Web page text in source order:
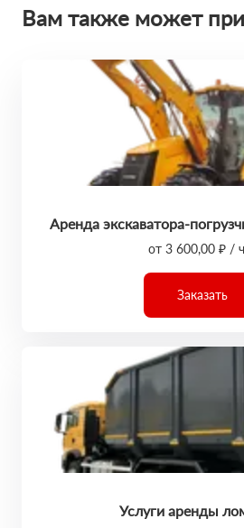
Вам также может
Аренда экскаватора-
от 3 600,00 ₽ /
Заказать
Услуги аренды